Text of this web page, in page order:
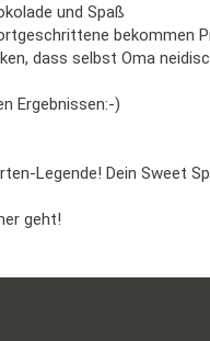
und Spaß
bekommen
dass selbst Oma
Ergebnissen:-)
Legende! Dein Sweet
geht!